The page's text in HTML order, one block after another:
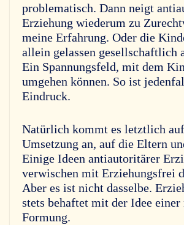
problematisch. Dann neigt
Erziehung wiederum zu
meine Erfahrung. Oder die
allein gelassen gesellschaftlich
Ein Spannungsfeld, mit dem
umgehen können. So ist
Eindruck.
Natürlich kommt es letztlich
Umsetzung an, auf die Eltern
Einige Ideen antiautoritärer
verwischen mit Erziehungsfrei
Aber es ist nicht dasselbe.
stets behaftet mit der Idee einer
Formung.